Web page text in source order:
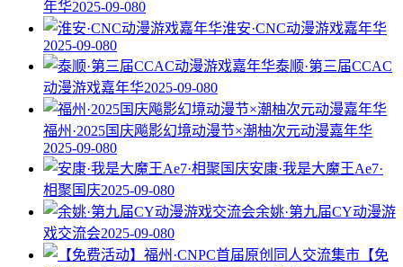
年华2025-09-080
淮安·CNC动漫游戏嘉年华
2025-09-080
泰顺·第三届CCAC
动漫游戏嘉年华2025-09-080
福州·2025国庆飚影幻境动漫节×潮柚次元动漫嘉年华
2025-09-080
安康·我是大魔王Ae7·
相聚国庆2025-09-080
余姚·第九届CY动漫游
戏交流会2025-09-080
【免